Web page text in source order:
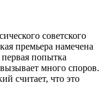
советского
премьера намечена
попытка
много споров.
считает, что это